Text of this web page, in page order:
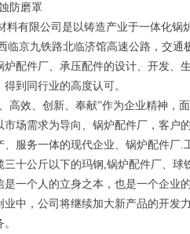
防磨罩
料有限公司是以铸造产业于一体化锅
临京九铁路北临济馆高速公路，交
炉配件厂、承压配件的设计、开发、
到同行业的高度认可。
高效、创新、奉献”作为企业精神，
市场需求为导向、锅炉配件厂，客户
、服务一体的现代企业、锅炉配件厂
三十公斤以下的玛钢,锅炉配件厂、
是一个人的立身之本，也是一个企业
业中，公司将继续加大新产品的开发